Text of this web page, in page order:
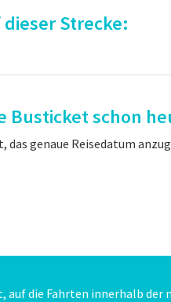
Strecke:
Busticket schon
genaue Reisedatum
die Fahrten innerhalb der